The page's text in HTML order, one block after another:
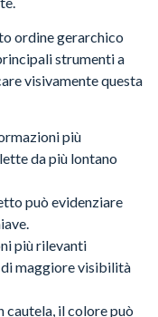
ordine gerarchico
strumenti a
visivamente questa
più
da più lontano
può evidenziare
più rilevanti
maggiore visibilità
cautela, il colore può